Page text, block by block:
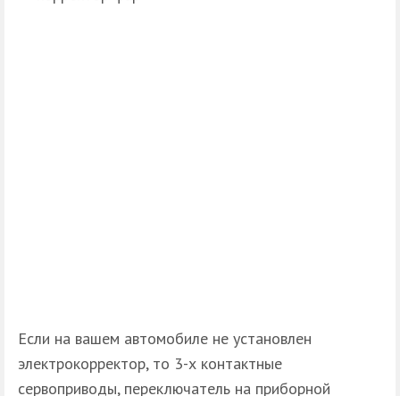
Если на вашем автомобиле не установлен
электрокорректор, то 3-х контактные
сервоприводы, переключатель на приборной